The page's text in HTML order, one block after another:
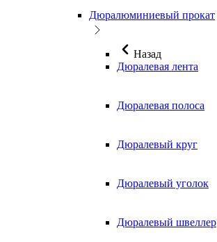
Дюралюминиевый прокат
Назад
Дюралевая лента
Дюралевая полоса
Дюралевый круг
Дюралевый уголок
Дюралевый швеллер